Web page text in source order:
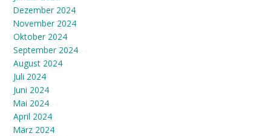
Dezember 2024
November 2024
Oktober 2024
September 2024
August 2024
Juli 2024
Juni 2024
Mai 2024
April 2024
März 2024